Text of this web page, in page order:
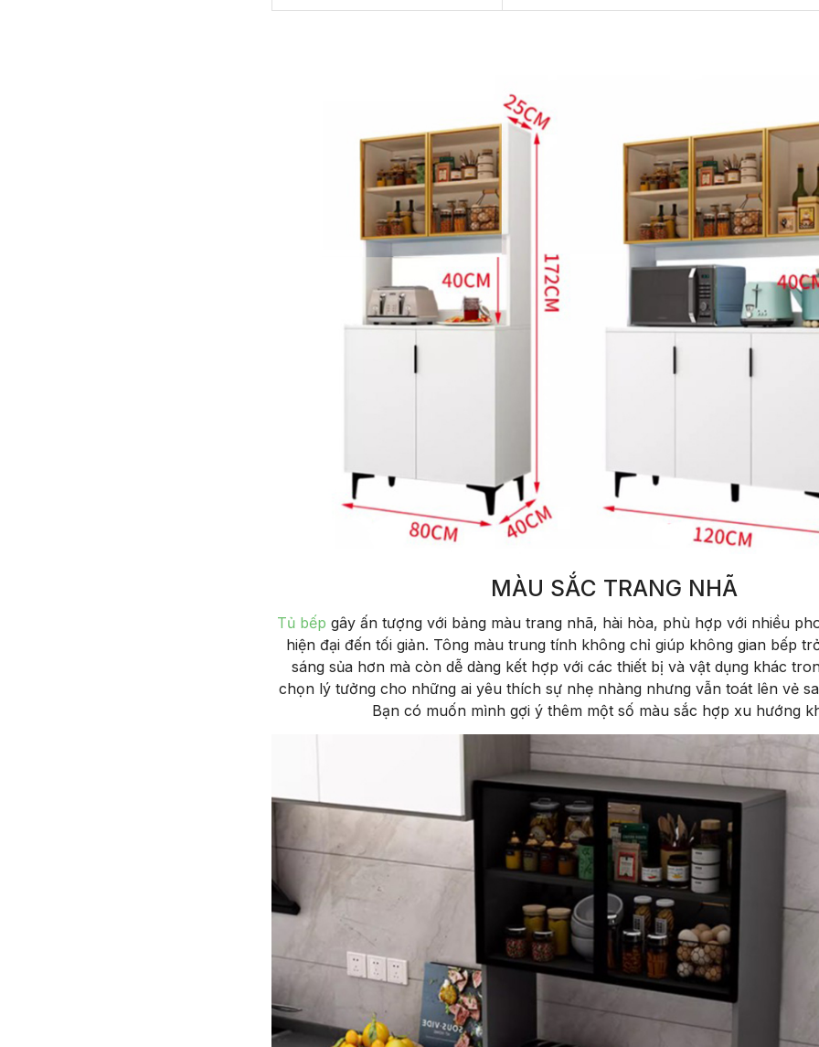
MÀU SẮC TRANG NHÃ
Tủ bếp gây ấn tượng với bảng màu trang nhã, hài hòa, phù hợp với nhiều
hiện đại đến tối giản. Tông màu trung tính không chỉ giúp không gian bếp
sáng sủa hơn mà còn dễ dàng kết hợp với các thiết bị và vật dụng khác
chọn lý tưởng cho những ai yêu thích sự nhẹ nhàng nhưng vẫn toát lên vẻ
Bạn có muốn mình gợi ý thêm một số màu sắc hợp xu hướng